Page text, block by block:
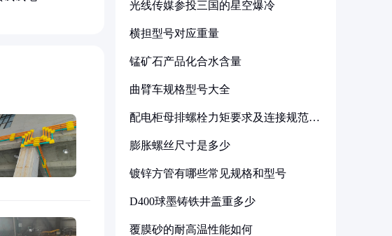
光线传媒参投三国的星空爆冷
横担型号对应重量
锰矿石产品化合水含量
曲臂车规格型号大全
配电柜母排螺栓力矩要求及连接规范详
膨胀螺丝尺寸是多少
镀锌方管有哪些常见规格和型号
D400球墨铸铁井盖重多少
覆膜砂的耐高温性能如何